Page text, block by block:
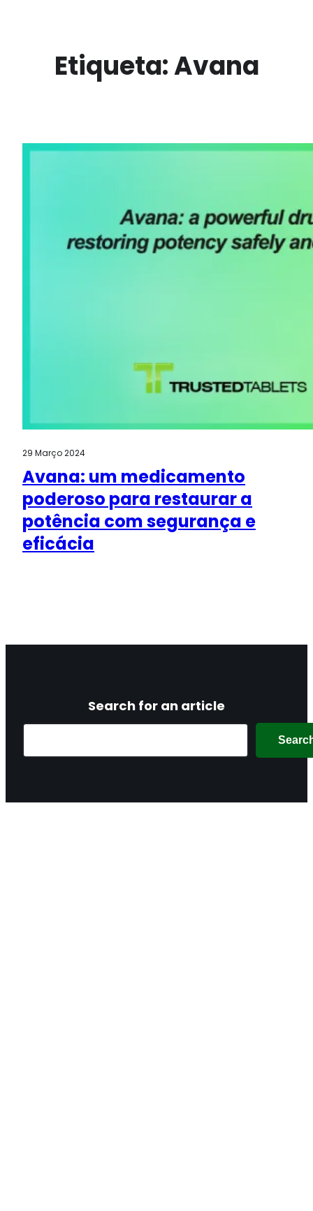
conteúdoEtiqueta:Avana
29 Março 2024
Avana: um medicamento
poderoso para restaurar a
potência com segurança e
eficácia
Search for an article